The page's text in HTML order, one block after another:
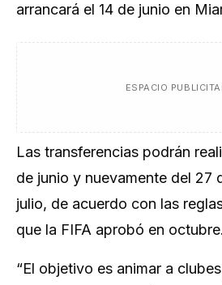
arrancará el 14 de junio en
ESPACIO
Las transferencias podrán
de junio y nuevamente del 27
julio, de acuerdo con las
que la FIFA aprobó en octubre.
“El objetivo es animar a